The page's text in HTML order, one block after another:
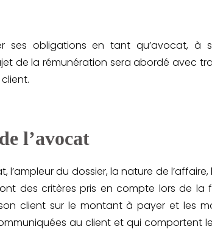
ses obligations en tant qu’avocat, à
de la rémunération sera abordé avec
l’avocat
l’ampleur du dossier, la nature de
des critères pris en compte lors de la
son client sur le montant à payer et les
au client et qui comportent